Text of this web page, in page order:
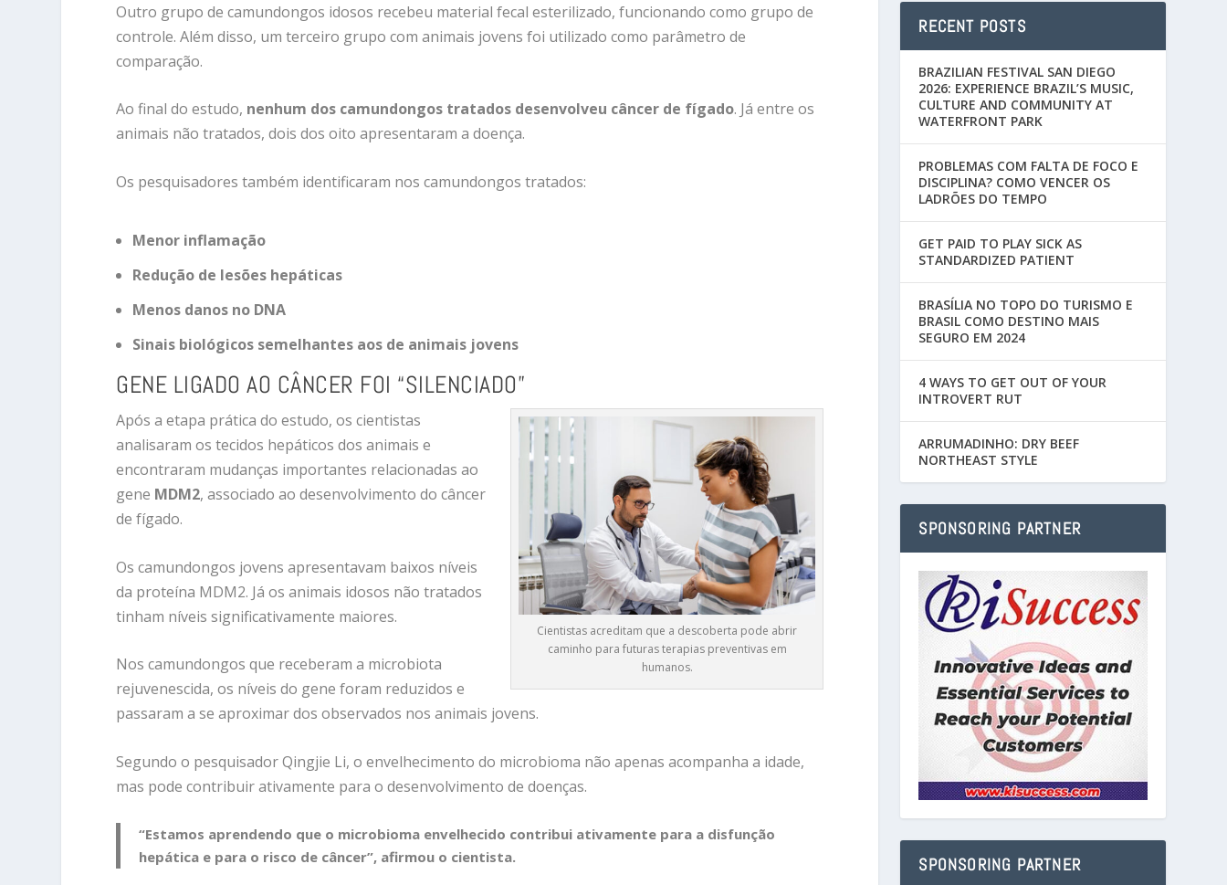
Outro grupo de camundongos idosos recebeu material fecal esterilizado, funcionando como grupo de
controle. Além disso, um terceiro grupo com animais jovens foi utilizado como parâmetro de
comparação.
Ao final do estudo, nenhum dos camundongos tratados desenvolveu câncer de fígado. Já entre os
animais não tratados, dois dos oito apresentaram a doença.
Os pesquisadores também identificaram nos camundongos tratados:
Menor inflamação
Redução de lesões hepáticas
Menos danos no DNA
Sinais biológicos semelhantes aos de animais jovens
GENE LIGADO AO CÂNCER FOI “SILENCIADO”
Cientistas acreditam que a descoberta pode abrir
caminho para futuras terapias preventivas em
humanos.
Após a etapa prática do estudo, os cientistas
analisaram os tecidos hepáticos dos animais e
encontraram mudanças importantes relacionadas ao
gene MDM2, associado ao desenvolvimento do câncer
de fígado.
Os camundongos jovens apresentavam baixos níveis
da proteína MDM2. Já os animais idosos não tratados
tinham níveis significativamente maiores.
Nos camundongos que receberam a microbiota
rejuvenescida, os níveis do gene foram reduzidos e
passaram a se aproximar dos observados nos animais jovens.
Segundo o pesquisadorQingjie Li, o envelhecimento do microbioma não apenas acompanha a idade,
mas pode contribuir ativamente para o desenvolvimento de doenças.
“Estamos aprendendo que o microbioma envelhecido contribui ativamente para a disfunção
hepática e para o risco de câncer”, afirmou o cientista.
RECENT POSTS
BRAZILIAN FESTIVAL SAN DIEGO
2026: EXPERIENCE BRAZIL’S MUSIC,
CULTURE AND COMMUNITY AT
WATERFRONT PARK
PROBLEMAS COM FALTA DE FOCO E
DISCIPLINA? COMO VENCER OS
LADRÕES DO TEMPO
GET PAID TO PLAY SICK AS
STANDARDIZED PATIENT
BRASÍLIA NO TOPO DO TURISMO E
BRASIL COMO DESTINO MAIS
SEGURO EM 2024
4 WAYS TO GET OUT OF YOUR
INTROVERT RUT
ARRUMADINHO: DRY BEEF
NORTHEAST STYLE
SPONSORING PARTNER
SPONSORING PARTNER